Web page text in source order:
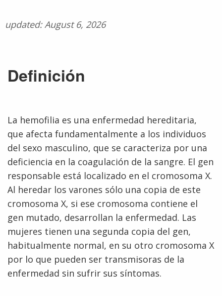
updated: August 6, 2026
Definición
La hemofilia es una enfermedad hereditaria,
que afecta fundamentalmente a los individuos
del sexo masculino, que se caracteriza por una
deficiencia en la coagulación de la sangre. El gen
responsable está localizado en el cromosoma X.
Al heredar los varones sólo una copia de este
cromosoma X, si ese cromosoma contiene el
gen mutado, desarrollan la enfermedad. Las
mujeres tienen una segunda copia del gen,
habitualmente normal, en su otro cromosoma X
por lo que pueden ser transmisoras de la
enfermedad sin sufrir sus síntomas.